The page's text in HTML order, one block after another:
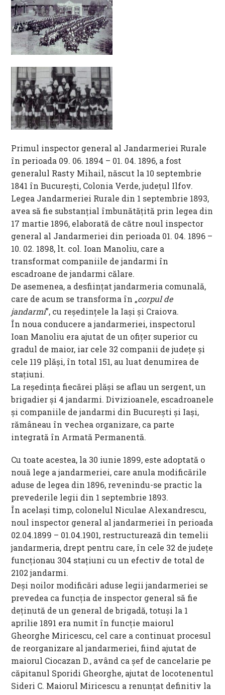
Primul inspector general al Jandarmeriei Rurale
în perioada 09. 06. 1894 – 01. 04. 1896, a fost
generalul Rasty Mihail, născut la 10 septembrie
1841 în Bucureşti, Colonia Verde, judeţul Ilfov.
Legea Jandarmeriei Rurale din 1 septembrie 1893,
avea să fie substanţial îmbunătăţită prin legea din
17 martie 1896, elaborată de către noul inspector
general al Jandarmeriei din perioada 01. 04. 1896 –
10. 02. 1898, lt. col. Ioan Manoliu, care a
transformat companiile de jandarmi în
escadroane de jandarmi călare.
De asemenea, a desfiinţat jandarmeria comunală,
care de acum se transforma în „corpul de
jandarmi”, cu reşedinţele la Iaşi şi Craiova.
În noua conducere a jandarmeriei, inspectorul
Ioan Manoliu era ajutat de un ofiţer superior cu
gradul de maior, iar cele 32 companii de judeţe şi
cele 119 plăşi, în total 151, au luat denumirea de
staţiuni.
La reşedinţa fiecărei plăşi se aflau un sergent, un
brigadier şi 4 jandarmi. Divizioanele, escadroanele
şi companiile de jandarmi din Bucureşti şi Iaşi,
rămâneau în vechea organizare, ca parte
integrată în Armată Permanentă.
Cu toate acestea, la 30 iunie 1899, este adoptată o
nouă lege a jandarmeriei, care anula modificările
aduse de legea din 1896, revenindu-se practic la
prevederile legii din 1 septembrie 1893.
În acelaşi timp, colonelul Niculae Alexandrescu,
noul inspector general al jandarmeriei în perioada
02.04.1899 – 01.04.1901, restructurează din temelii
jandarmeria, drept pentru care, în cele 32 de judeţe
funcţionau 304 staţiuni cu un efectiv de total de
2102 jandarmi.
Deşi noilor modificări aduse legii jandarmeriei se
prevedea ca funcţia de inspector general să fie
deţinută de un general de brigadă, totuşi la 1
aprilie 1891 era numit în funcţie maiorul
Gheorghe Miricescu, cel care a continuat procesul
de reorganizare al jandarmeriei, fiind ajutat de
maiorul Ciocazan D., având ca şef de cancelarie pe
căpitanul Sporidi Gheorghe, ajutat de locotenentul
Sideri C. Maiorul Miricescu a renunţat definitiv la